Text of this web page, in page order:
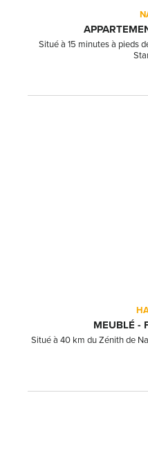
Situé à 15 minutes à pieds
MEUBLÉ -
Situé à 40 km du Zénith de